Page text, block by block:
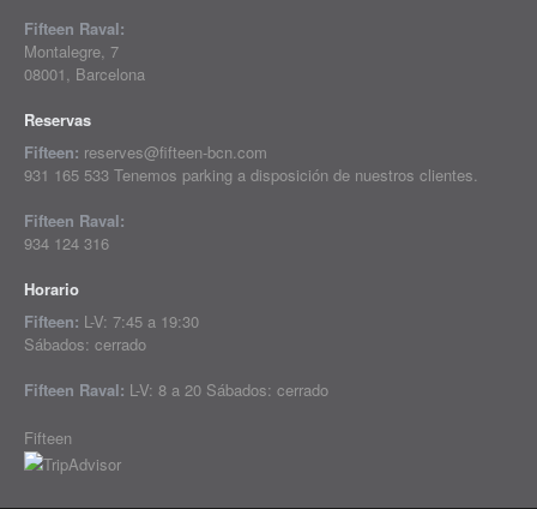
Fifteen Raval:
Montalegre, 7
08001, Barcelona
Reservas
Fifteen: reserves@fifteen-bcn.com
931 165 533 Tenemos parking a disposición de nuestros clientes.
Fifteen Raval:
934 124 316
Horario
Fifteen: L-V: 7:45 a 19:30
Sábados: cerrado
Fifteen Raval: L-V: 8 a 20 Sábados: cerrado
Fifteen